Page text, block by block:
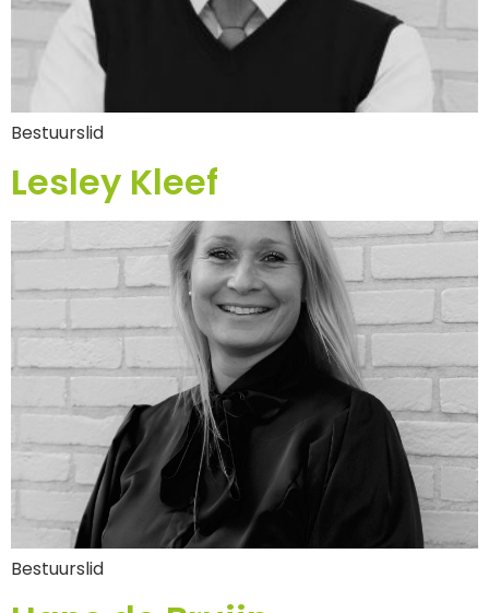
Bestuurslid
Lesley Kleef
Bestuurslid